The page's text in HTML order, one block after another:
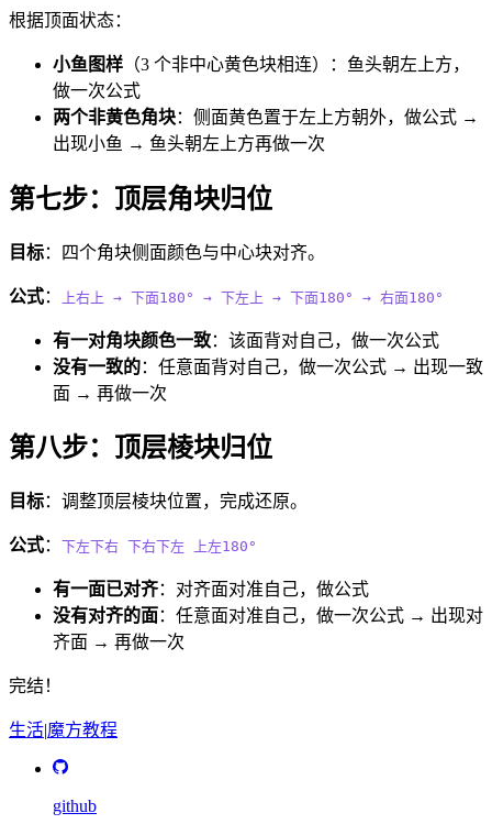
根据顶面状态：
小鱼图样 （3 个非中心黄色块相连）：鱼头朝左上方，
做一次公式
两个非黄色角块：侧面黄色置于左上方朝外，做公式 →
出现小鱼 → 鱼头朝左上方再做一次
第七步：顶层角块归位
目标：四个角块侧面颜色与中心块对齐。
公式： 上右上 → 下面180° → 下左上 → 下面180° → 右面180°
有一对角块颜色一致：该面背对自己，做一次公式
没有一致的：任意面背对自己，做一次公式 → 出现一致
面 → 再做一次
第八步：顶层棱块归位
目标：调整顶层棱块位置，完成还原。
公式： 下左下右 下右下左 上左180°
有一面已对齐：对齐面对准自己，做公式
没有对齐的面：任意面对准自己，做一次公式 → 出现对
齐面 → 再做一次
完结！
生活|魔方教程
github